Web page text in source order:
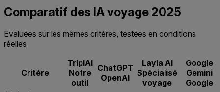
Comparatif des IA voyage 2025
Evaluées sur les mêmes critères, testées en conditions
réelles
Critère
TriplAI
Notre
outil
ChatGPT
OpenAI
Layla AI
Spécialisé
voyage
Google
Gemini
Google